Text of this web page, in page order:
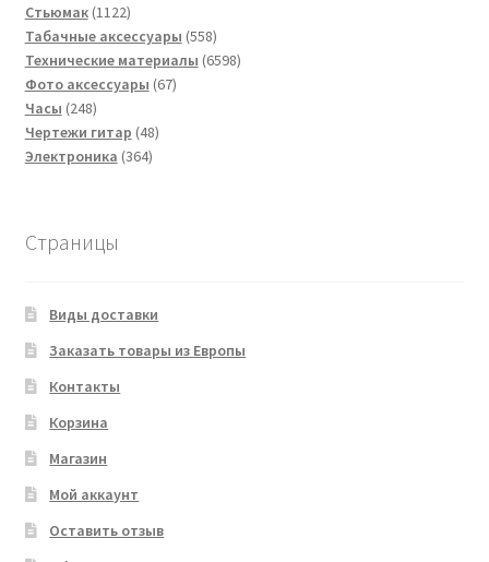
Стьюмак 11221122
товара
Табачные аксессуары 558558
товаров
Технические материалы 65986598
Фото аксессуары 6767
Часы 248248
товаров
Чертежи гитар 4848
Электроника 364364
Страницы
Виды доставки
Заказать товары из Европы
Контакты
Корзина
Магазин
Мой аккаунт
Оставить отзыв